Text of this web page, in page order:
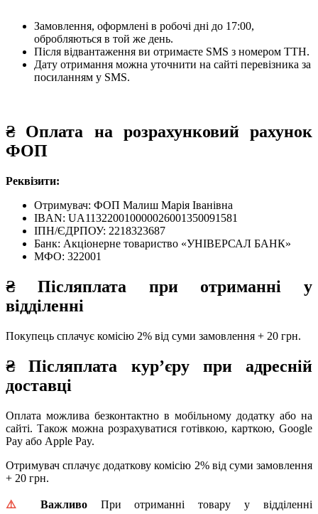
Замовлення, оформлені в робочі дні до 17:00,
обробляються в той же день.
Після відвантаження ви отримаєте SMS з номером ТТН.
Дату отримання можна уточнити на сайті перевізника за
посиланням у SMS.
₴ Оплата на розрахунковий рахунок
ФОП
Реквізити:
Отримувач: ФОП Малиш Марія Іванівна
IBAN: UA113220010000026001350091581
ІПН/ЄДРПОУ: 2218323687
Банк: Акціонерне товариство «УНІВЕРСАЛ БАНК»
МФО: 322001
₴ Післяплата при отриманні у
відділенні
Покупець сплачує комісію 2% від суми замовлення + 20 грн.
₴Післяплата кур’єру при адресній
доставці
Оплата можлива безконтактно в мобільному додатку або на
сайті. Також можна розрахуватися готівкою, карткою, Google
Pay або Apple Pay.
Отримувач сплачує додаткову комісію 2% від суми замовлення
+ 20 грн.
⚠️ ВажливоПри отриманні товару у відділенні